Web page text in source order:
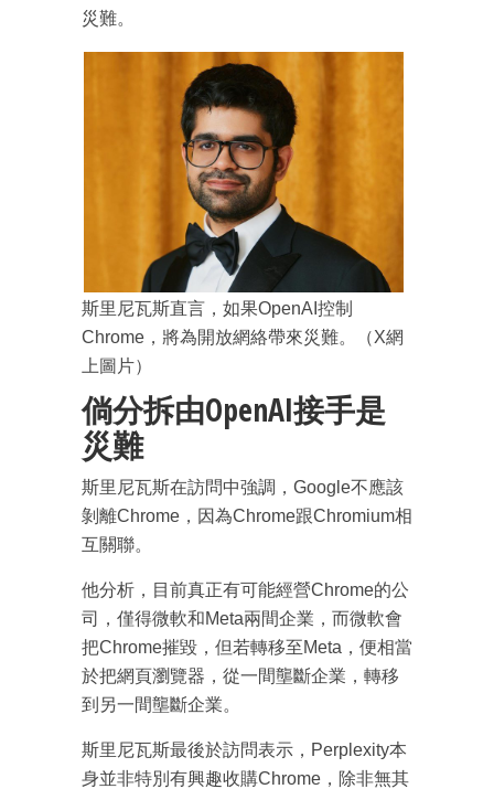
災難。
斯里尼瓦斯直言，如果OpenAI控制
Chrome，將為開放網絡帶來災難。（X網
上圖片）
倘分拆由OpenAI接手是
災難
斯里尼瓦斯在訪問中強調，Google不應該
剝離Chrome，因為Chrome跟Chromium相
互關聯。
他分析，目前真正有可能經營Chrome的公
司，僅得微軟和Meta兩間企業，而微軟會
把Chrome摧毀，但若轉移至Meta，便相當
於把網頁瀏覽器，從一間壟斷企業，轉移
到另一間壟斷企業。
斯里尼瓦斯最後於訪問表示，Perplexity本
身並非特別有興趣收購Chrome，除非無其
成為 EJ Tech 會員
最新資訊（附創業懶人包）
箱！